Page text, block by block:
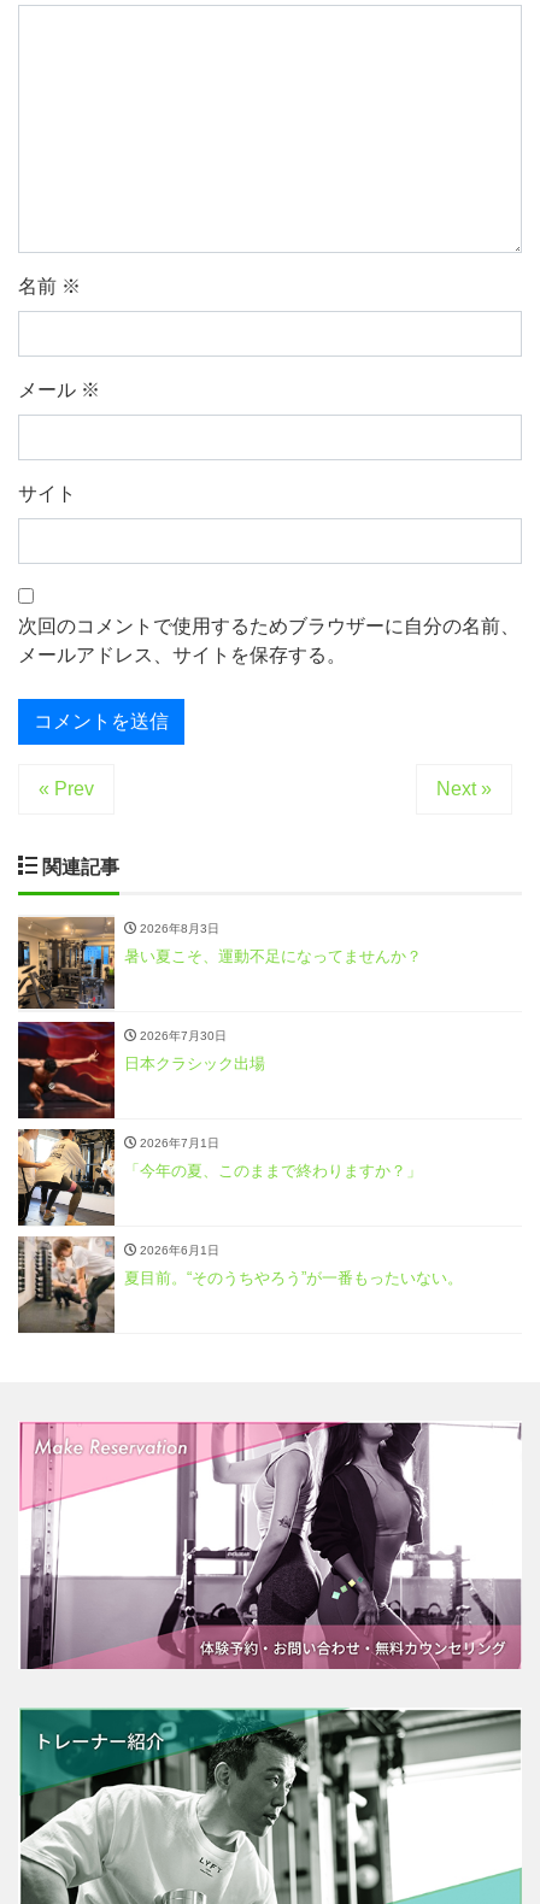
名前 ※
メール ※
サイト
次回のコメントで使用するためブラウザーに自分の名前、
メールアドレス、サイトを保存する。
« Prev Next »
関連記事
2026年8月3日
暑い夏こそ、運動不足になってませんか？
2026年7月30日
日本クラシック出場
2026年7月1日
「今年の夏、このままで終わりますか？」
2026年6月1日
夏目前。“そのうちやろう”が一番もったいない。